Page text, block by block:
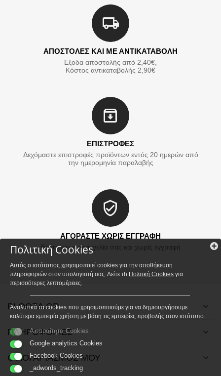
ΑΠΟΣΤΟΛΕΣ ΚΑΙ ΜΕ ΑΝΤΙΚΑΤΑΒΟΛΗ
Εξοδα αποστολής από 2,40€,
Κόστος αντικαταβολής 2,90€
ΕΠΙΣΤΡΟΦΕΣ
Δεχόμαστε επιστροφές προϊόντων εντός 20 ημερών από
την ημερομηνία παραλαβής
ΑΓΟΡΑΣΤΕ ΧΩΡΙΣ ΕΓΓΡΑΦΗ
Βάλτε την παραγγελία σας και χωρίς εγγραφή
BLOOZA.GR
ΠΛΗΡΟΦΟΡΙΕΣ
Ο ΛΟΓΑΡΙΑΣΜΟΣ ΜΟΥ
Πολιτική Cookies
Αυτός ο ιστότοπος χρησιμοποιεί cookies για την αποθήκευση
πληροφοριών στον υπολογιστή σας. Δείτε τh Πολιτκή Cookies για
περισσότερες λεπτομέρειες.
Αναλυτικά τα cookies που χρησιμοποιούμε για να δημιουργήσουμε
καλύτερα εμπειρία χρήστη με βάση τις εμπειρίες προβολής στον ιστότοπο.
Απαραίτητα Cookies
Google analytics Cookies
Facebook Cookies
_adwords_tracking